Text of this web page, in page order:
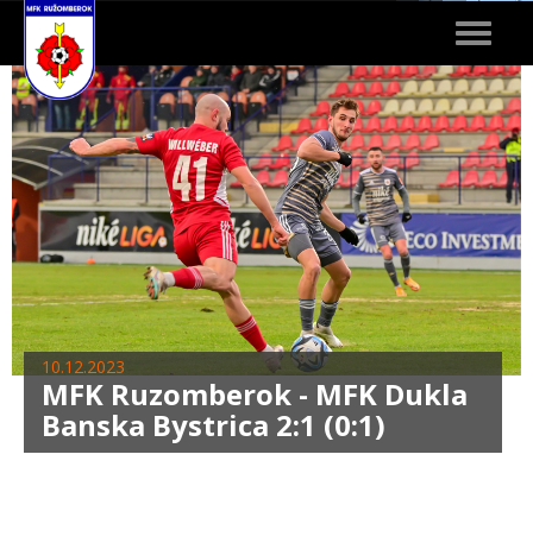
Toggle
10.12.2023
MFK Ruzomberok - MFK Dukla
Banska Bystrica 2:1 (0:1)